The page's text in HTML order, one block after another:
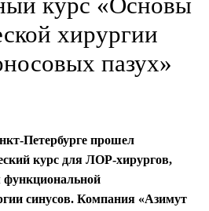
хирургии
пазух»
Петербурге прошел
курс для ЛОР-хирургов,
синусов. Компания «Азимут